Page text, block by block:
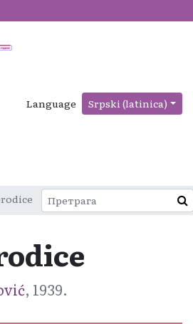
Language Srpski (latinica)
, 1939.